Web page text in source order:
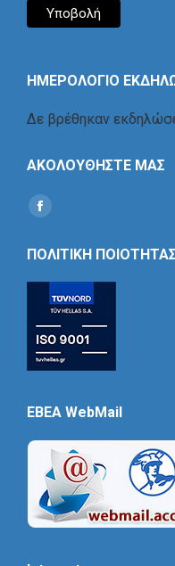
ΗΜΕΡΟΛΟΓΙΟ
Δε βρέθηκαν
ΑΚΟΛΟΥΘΗΣΤΕ ΜΑΣ
Find us on:
Social
ΠΟΛΙΤΙΚΗ
EBEA WebMail